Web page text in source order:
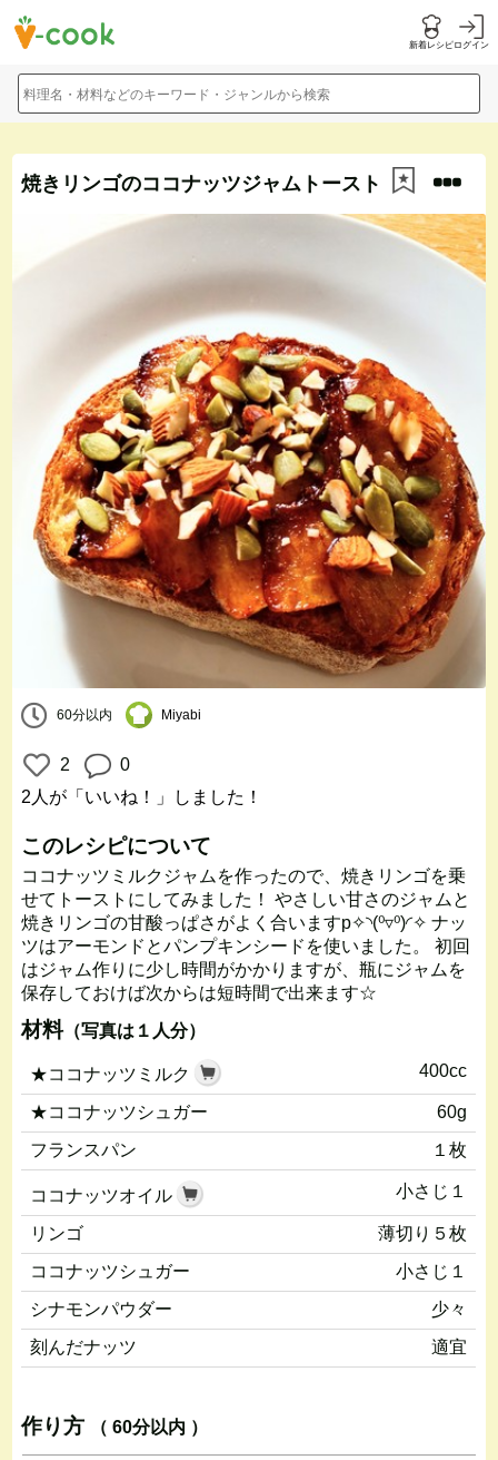
新着レシピログイン
料理名・材料などのキーワード・ジャンルから検索
焼きリンゴのココナッツジャムトースト
60分以内 Miyabi
2
0
2人 が「いいね！」しました！
このレシピについて
ココナッツミルクジャムを作ったので、焼きリンゴを乗
せてトーストにしてみました！ やさしい甘さのジャムと
焼きリンゴの甘酸っぱさがよく合いますp✧◝(⁰▿⁰)◜✧ ナッ
ツはアーモンドとパンプキンシードを使いました。 初回
はジャム作りに少し時間がかかりますが、瓶にジャムを
保存しておけば次からは短時間で出来ます☆
材料（写真は１人分）
★ココナッツミルク 400cc
★ココナッツシュガー
60g
フランスパン
１枚
ココナッツオイル 小さじ１
リンゴ
薄切り５枚
ココナッツシュガー
小さじ１
シナモンパウダー
少々
刻んだナッツ
適宜
作り方 （ 60分以内 ）